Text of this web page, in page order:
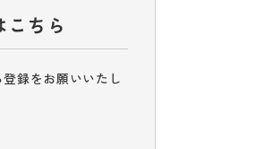
こちら
録をお願いいたし